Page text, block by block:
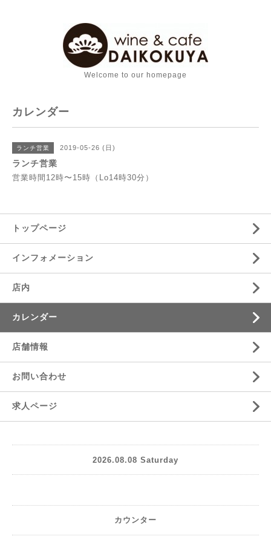
Welcome to our homepage
カレンダー
ランチ営業 2019-05-26 (日)
ランチ営業
営業時間12時〜15時（Lo14時30分）
トップページ
インフォメーション
店内
カレンダー
店舗情報
お問い合わせ
求人ページ
2026.08.08 Saturday
カウンター